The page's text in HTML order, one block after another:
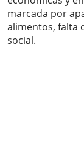
marcada por
alimentos, falta
social.